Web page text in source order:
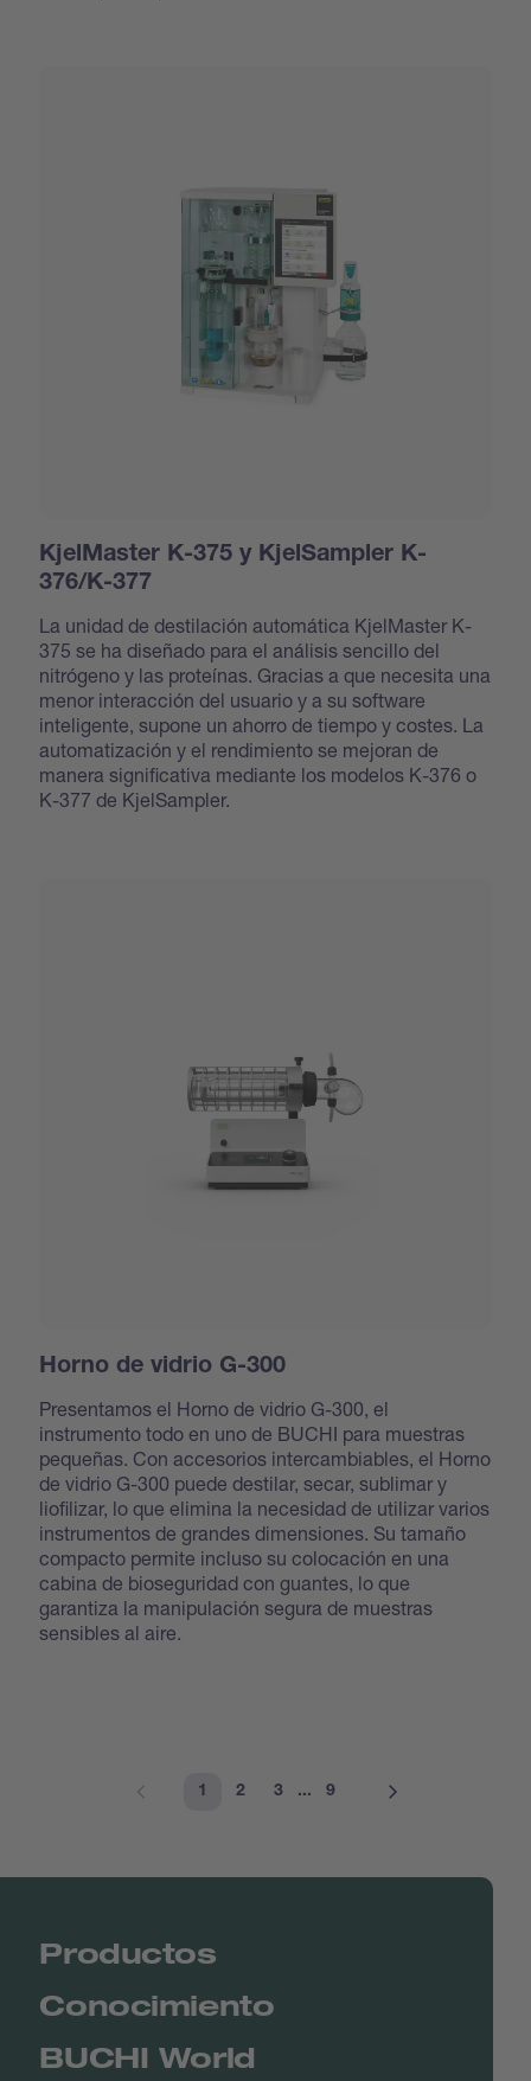
KjelMaster K-375 y KjelSampler K-
376/K-377
La unidad de destilación automática KjelMaster K-
375 se ha diseñado para el análisis sencillo del
nitrógeno y las proteínas. Gracias a que necesita una
menor interacción del usuario y a su software
inteligente, supone un ahorro de tiempo y costes. La
automatización y el rendimiento se mejoran de
manera significativa mediante los modelos K-376 o
K-377 de KjelSampler.
Horno de vidrio G-300
Presentamos el Horno de vidrio G-300, el
instrumento todo en uno de BUCHI para muestras
pequeñas. Con accesorios intercambiables, el Horno
de vidrio G-300 puede destilar, secar, sublimar y
liofilizar, lo que elimina la necesidad de utilizar varios
instrumentos de grandes dimensiones. Su tamaño
compacto permite incluso su colocación en una
cabina de bioseguridad con guantes, lo que
garantiza la manipulación segura de muestras
sensibles al aire.
1 2 3 ... 9
Productos
Conocimiento
BUCHI World